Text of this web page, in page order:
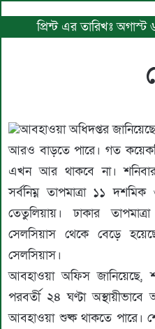
প্রিন্ট এর তারিখঃ
আবহাওয়া অধিদপ্তর
আরও বাড়তে পারে। গত
এখন আর থাকবে না।
সর্বনিম্ন তাপমাত্রা ১১
তেতুলিয়ায়। ঢাকার
সেলসিয়াস থেকে বেড়ে
সেলসিয়াস।
আবহাওয়া অফিস জানিয়েছে,
পরবর্তী ২৪ ঘণ্টা
আবহাওয়া শুষ্ক থাকতে পারে।